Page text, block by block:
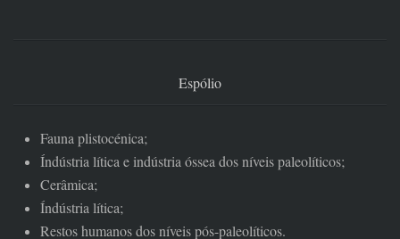
Espólio
Fauna plistocénica;
Índústria lítica e indústria óssea dos níveis paleolíticos;
Cerâmica;
Índústria lítica;
Restos humanos dos níveis pós-paleolíticos.